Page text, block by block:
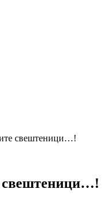
свештеници…!
свештеници…!